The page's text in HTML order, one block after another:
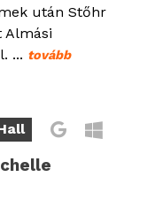
után Stőhr
Almási
... tovább